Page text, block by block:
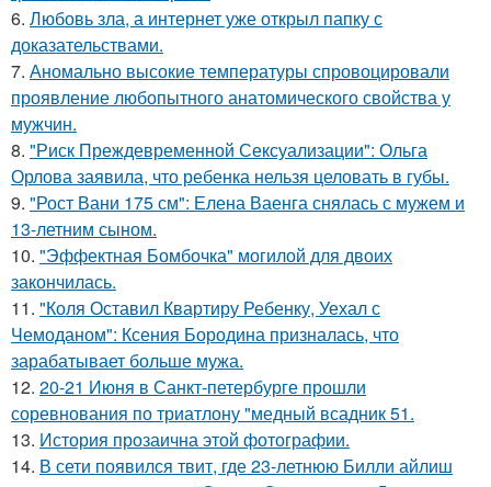
6. Любовь зла, а интернет уже открыл папку с
доказательствами.
7. Аномально высокие температуры спровоцировали
проявление любопытного анатомического свойства у
мужчин.
8. "Риск Преждевременной Сексуализации": Ольга
Орлова заявила, что ребенка нельзя целовать в губы.
9. "Рост Вани 175 см": Елена Ваенга снялась с мужем и
13-летним сыном.
10. "Эффектная Бомбочка" могилой для двоих
закончилась.
11. "Коля Оставил Квартиру Ребенку, Уехал с
Чемоданом": Ксения Бородина призналась, что
зарабатывает больше мужа.
12. 20-21 Июня в Санкт-петербурге прошли
соревнования по триатлону "медный всадник 51.
13. История прозаична этой фотографии.
14. В сети появился твит, где 23-летнюю Билли айлиш